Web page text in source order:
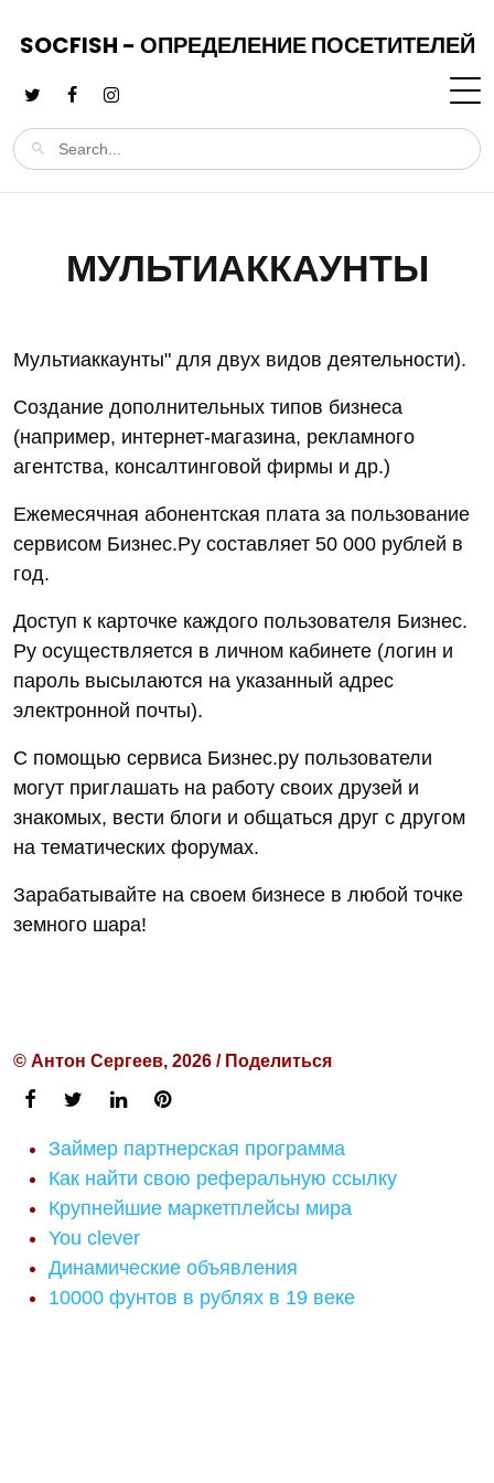
SOCFISH - ОПРЕДЕЛЕНИЕ ПОСЕТИТЕЛЕЙ
МУЛЬТИАККАУНТЫ
Мультиаккаунты" для двух видов деятельности).
Создание дополнительных типов бизнеса
(например, интернет-магазина, рекламного
агентства, консалтинговой фирмы и др.)
Ежемесячная абонентская плата за пользование
сервисом Бизнес.Ру составляет 50 000 рублей в
год.
Доступ к карточке каждого пользователя Бизнес.
Ру осуществляется в личном кабинете (логин и
пароль высылаются на указанный адрес
электронной почты).
С помощью сервиса Бизнес.ру пользователи
могут приглашать на работу своих друзей и
знакомых, вести блоги и общаться друг с другом
на тематических форумах.
Зарабатывайте на своем бизнесе в любой точке
земного шара!
© Антон Сергеев, 2026 / Поделиться
Займер партнерская программа
Как найти свою реферальную ссылку
Крупнейшие маркетплейсы мира
You clever
Динамические объявления
10000 фунтов в рублях в 19 веке